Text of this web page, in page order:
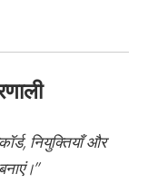
नियुक्तियाँ और